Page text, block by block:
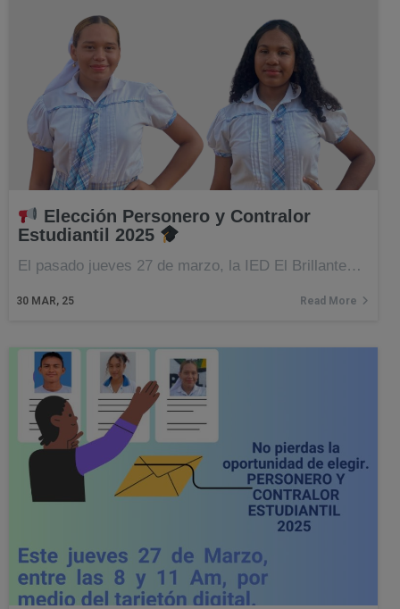
Elección Personero y Contralor
Estudiantil 2025
30 MAR, 25
El pasado jueves 27 de marzo, la IED El Brillante…
Read More